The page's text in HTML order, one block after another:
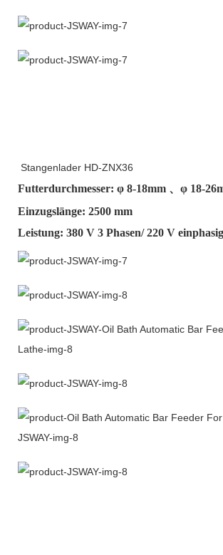
Stangenlader HD-ZNX36
Futterdurchmesser: φ 8-18mm 、φ 18-
Einzugslänge: 2500 mm
Leistung: 380 V 3 Phasen/ 220 V einphasig